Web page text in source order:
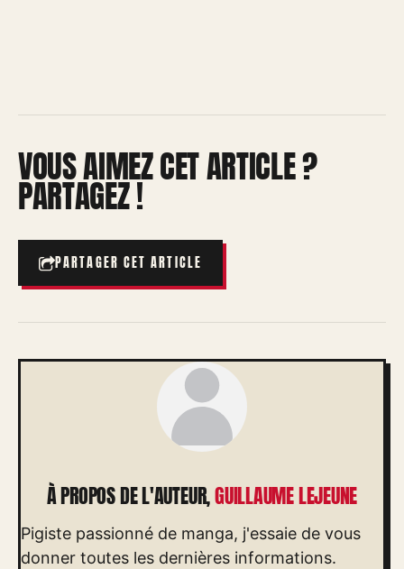
VOUS AIMEZ CET ARTICLE ?
PARTAGEZ !
PARTAGER CET ARTICLE
À PROPOS DE L'AUTEUR,GUILLAUME LEJEUNE
Pigiste passionné de manga, j'essaie de vous
donner toutes les dernières informations.